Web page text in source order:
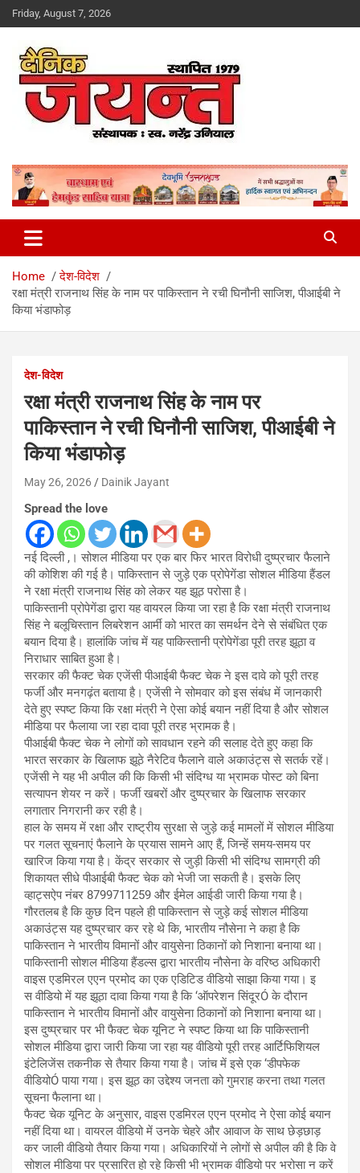
Skip
to
Friday, August 7, 2026
Dainik Jayant
Home
देश-विदेश
रक्षा मंत्री राजनाथ सिंह के नाम पर पाकिस्तान ने रची घिनौनी साजिश, पीआईबी ने
किया भंडाफोड़
देश-विदेश
रक्षा मंत्री राजनाथ सिंह के नाम पर
पाकिस्तान ने रची घिनौनी साजिश, पीआईबी ने
किया भंडाफोड़
May 26, 2026 Dainik Jayant
Spread the love
नई दिल्ली ,। सोशल मीडिया पर एक बार फिर भारत विरोधी दुष्प्रचार फैलाने
की कोशिश की गई है। पाकिस्तान से जुड़े एक प्रोपेगेंडा सोशल मीडिया हैंडल
ने रक्षा मंत्री राजनाथ सिंह को लेकर यह झूठ परोसा है।
पाकिस्तानी प्रोपेगेंडा द्वारा यह वायरल किया जा रहा है कि रक्षा मंत्री राजनाथ
सिंह ने बलूचिस्तान लिबरेशन आर्मी को भारत का समर्थन देने से संबंधित एक
बयान दिया है। हालांकि जांच में यह पाकिस्तानी प्रोपेगेंडा पूरी तरह झूठा व
निराधार साबित हुआ है।
सरकार की फैक्ट चेक एजेंसी पीआईबी फैक्ट चेक ने इस दावे को पूरी तरह
फर्जी और मनगढ़ंत बताया है। एजेंसी ने सोमवार को इस संबंध में जानकारी
देते हुए स्पष्ट किया कि रक्षा मंत्री ने ऐसा कोई बयान नहीं दिया है और सोशल
मीडिया पर फैलाया जा रहा दावा पूरी तरह भ्रामक है।
पीआईबी फैक्ट चेक ने लोगों को सावधान रहने की सलाह देते हुए कहा कि
भारत सरकार के खिलाफ झूठे नैरेटिव फैलाने वाले अकाउंट्स से सतर्क रहें।
एजेंसी ने यह भी अपील की कि किसी भी संदिग्ध या भ्रामक पोस्ट को बिना
सत्यापन शेयर न करें। फर्जी खबरों और दुष्प्रचार के खिलाफ सरकार
लगातार निगरानी कर रही है।
हाल के समय में रक्षा और राष्ट्रीय सुरक्षा से जुड़े कई मामलों में सोशल मीडिया
पर गलत सूचनाएं फैलाने के प्रयास सामने आए हैं, जिन्हें समय-समय पर
खारिज किया गया है। केंद्र सरकार से जुड़ी किसी भी संदिग्ध सामग्री की
शिकायत सीधे पीआईबी फैक्ट चेक को भेजी जा सकती है। इसके लिए
व्हाट्सऐप नंबर 8799711259 और ईमेल आईडी जारी किया गया है।
गौरतलब है कि कुछ दिन पहले ही पाकिस्तान से जुड़े कई सोशल मीडिया
अकाउंट्स यह दुष्प्रचार कर रहे थे कि, भारतीय नौसेना ने कहा है कि
पाकिस्तान ने भारतीय विमानों और वायुसेना ठिकानों को निशाना बनाया था।
पाकिस्तानी सोशल मीडिया हैंडल्स द्वारा भारतीय नौसेना के वरिष्ठ अधिकारी
वाइस एडमिरल एएन प्रमोद का एक एडिटिड वीडियो साझा किया गया। इ
स वीडियो में यह झूठा दावा किया गया है कि ‘ऑपरेशन सिंदूरÓ के दौरान
पाकिस्तान ने भारतीय विमानों और वायुसेना ठिकानों को निशाना बनाया था।
इस दुष्प्रचार पर भी फैक्ट चेक यूनिट ने स्पष्ट किया था कि पाकिस्तानी
सोशल मीडिया द्वारा जारी किया जा रहा यह वीडियो पूरी तरह आर्टिफिशियल
इंटेलिजेंस तकनीक से तैयार किया गया है। जांच में इसे एक ‘डीपफेक
वीडियोÓ पाया गया। इस झूठ का उद्देश्य जनता को गुमराह करना तथा गलत
सूचना फैलाना था।
फैक्ट चेक यूनिट के अनुसार, वाइस एडमिरल एएन प्रमोद ने ऐसा कोई बयान
नहीं दिया था। वायरल वीडियो में उनके चेहरे और आवाज के साथ छेड़छाड़
कर जाली वीडियो तैयार किया गया। अधिकारियों ने लोगों से अपील की है कि वे
सोशल मीडिया पर प्रसारित हो रहे किसी भी भ्रामक वीडियो पर भरोसा न करें